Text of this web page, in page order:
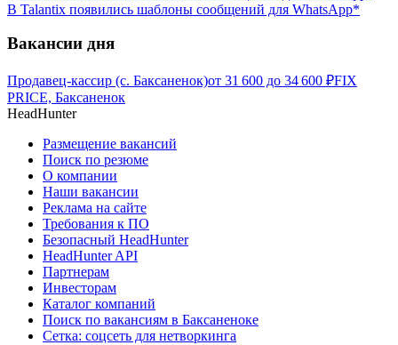
В Talantix появились шаблоны сообщений для WhatsApp*
Вакансии дня
Продавец-кассир (с. Баксаненок)от 31 600 до 34 600 ₽FIX
PRICE, Баксаненок
HeadHunter
Размещение вакансий
Поиск по резюме
О компании
Наши вакансии
Реклама на сайте
Требования к ПО
Безопасный HeadHunter
HeadHunter API
Партнерам
Инвесторам
Каталог компаний
Поиск по вакансиям в Баксаненоке
Сетка: соцсеть для нетворкинга